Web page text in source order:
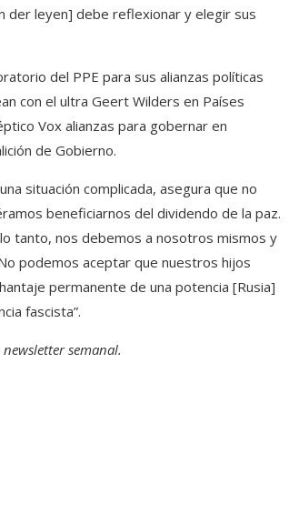
der leyen] debe reflexionar y elegir sus
del PPE para sus alianzas políticas
con el ultra Geert Wilders en Países
Vox alianzas para gobernar en
de Gobierno.
situación complicada, asegura que no
beneficiarnos del dividendo de la paz.
tanto, nos debemos a nosotros mismos y
podemos aceptar que nuestros hijos
permanente de una potencia [Rusia]
fascista”.
semanal.